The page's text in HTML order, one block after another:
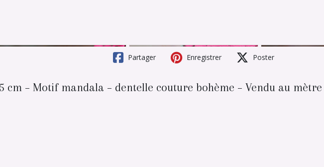
Partager Enregistrer Poster
cm – Motif mandala – dentelle couture bohème – Vendu au mètre